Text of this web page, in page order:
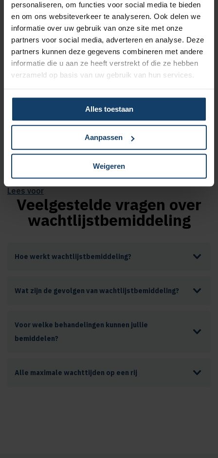
personaliseren, om functies voor social media te bieden
en om ons websiteverkeer te analyseren. Ook delen we
informatie over uw gebruik van onze site met onze
partners voor social media, adverteren en analyse. Deze
partners kunnen deze gegevens combineren met andere
informatie die u aan ze heeft verstrekt of die ze hebben
verzameld op basis van uw gebruik van hun services.
Alles toestaan
Aanpassen
Weigeren
14 weken voor geestelijke gezondheidszorg (ggz)
Is de wachttijd voor jouw zorg te lang? Dan ontvang je
via de verwijsdienst een e-mail. In deze e-mail kun je
akkoord geven voor de inzet van proactieve
wachtlijstbemiddeling. Geef je akkoord? Dan nemen
wij contact met je op en bespreken we samen of er
kunt. Dat kan in jouw regio zijn of iets verder weg. Je
zit nergens aan vast en je kiest altijd zelf.
Lees hier meer over proactieve wachtlijstbemiddeling.
Lees voor
Veelgestelde vragen over
wachtlijstbemiddeling
Hoe werkt wachtlijstbemiddeling?
Wat zijn de gevolgen van wachtlijstbemiddeling?
Voor welke behandelingen kunnen jullie
bemiddelen?
Alle maximale wachttijden op een rij